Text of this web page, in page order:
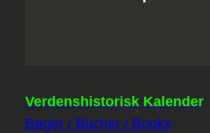
Verdenshistorisk Kalender
Bøger / Bücher / Books